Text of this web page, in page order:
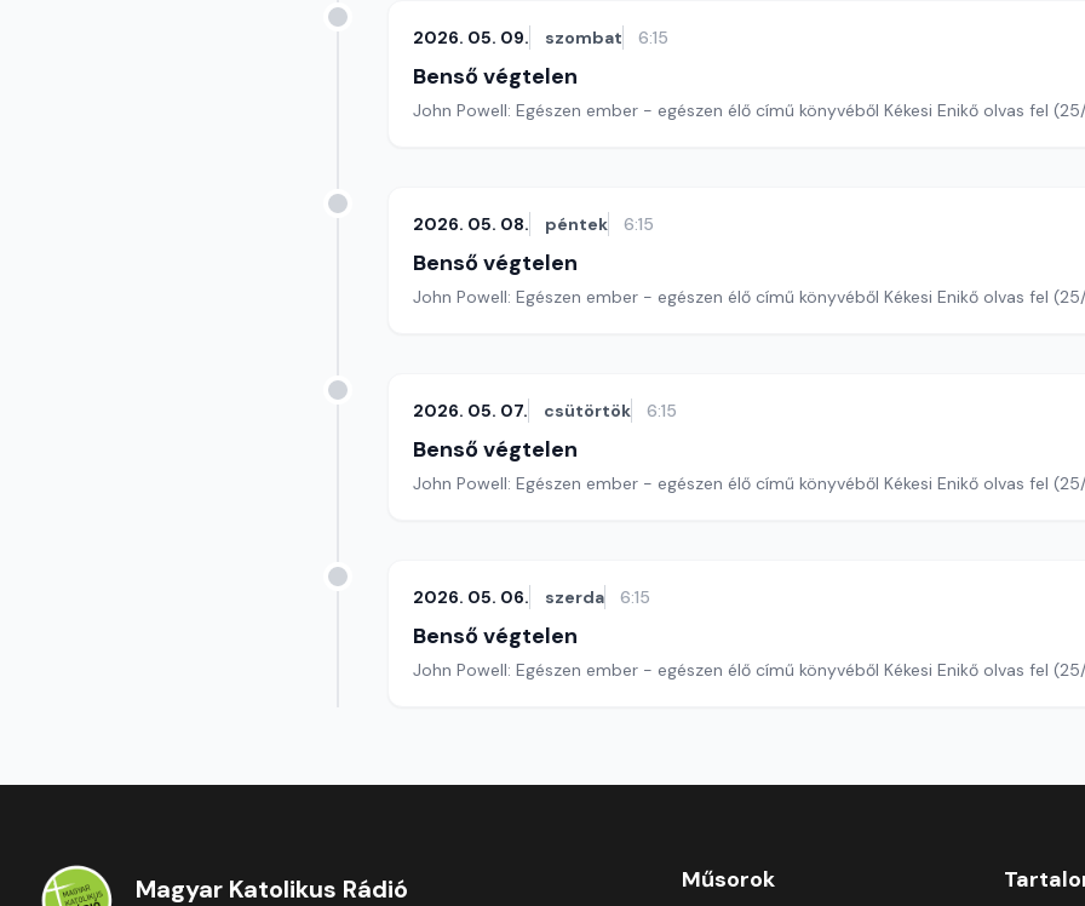
2026. 05. 09. szombat 6:15
Benső végtelen
John Powell: Egészen ember - egészen élő című könyvéből Kékesi Enikő olvas fel
2026. 05. 08. péntek 6:15
Benső végtelen
John Powell: Egészen ember - egészen élő című könyvéből Kékesi Enikő olvas fel (25/
2026. 05. 07. csütörtök 6:15
Benső végtelen
John Powell: Egészen ember - egészen élő című könyvéből Kékesi Enikő olvas fel
2026. 05. 06. szerda 6:15
Benső végtelen
John Powell: Egészen ember - egészen élő című könyvéből Kékesi Enikő olvas fel
Magyar Katolikus Rádió Műsorok